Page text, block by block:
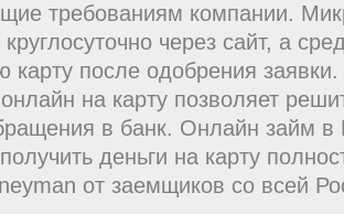
требованиям компании.
через сайт, а
карту после одобрения
на карту позволяет
в банк. Онлайн займ
деньги на карту
от заемщиков со всей